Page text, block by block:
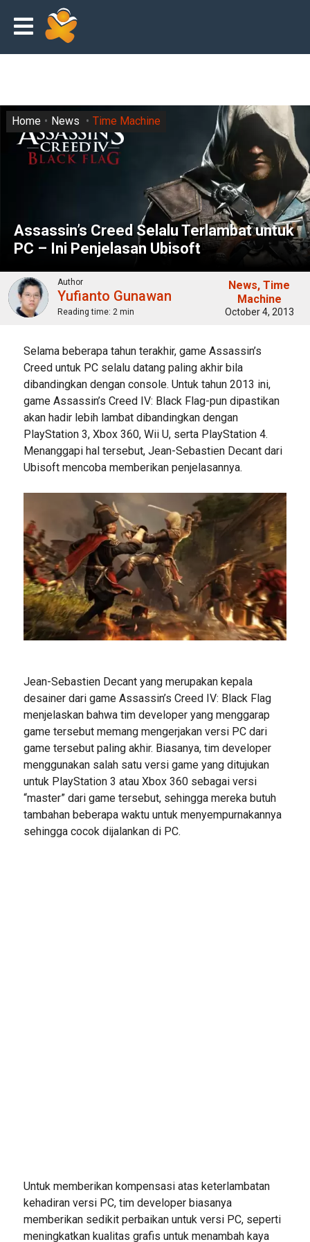
Assassin’s Creed Selalu Terlambat untuk
PC – Ini Penjelasan Ubisoft
Home News Time Machine
Author
Yufianto Gunawan
Reading time: 2 min
News Time
Machine
October 4, 2013
Selama beberapa tahun terakhir, game Assassin’s
Creed untuk PC selalu datang paling akhir bila
dibandingkan dengan console. Untuk tahun 2013 ini,
game Assassin’s Creed IV: Black Flag-pun dipastikan
akan hadir lebih lambat dibandingkan dengan
PlayStation 3, Xbox 360, Wii U, serta PlayStation 4.
Menanggapi hal tersebut, Jean-Sebastien Decant dari
Ubisoft mencoba memberikan penjelasannya.
Jean-Sebastien Decant yang merupakan kepala
desainer dari game Assassin’s Creed IV: Black Flag
menjelaskan bahwa tim developer yang menggarap
game tersebut memang mengerjakan versi PC dari
game tersebut paling akhir. Biasanya, tim developer
menggunakan salah satu versi game yang ditujukan
untuk PlayStation 3 atau Xbox 360 sebagai versi
“master” dari game tersebut, sehingga mereka butuh
tambahan beberapa waktu untuk menyempurnakannya
sehingga cocok dijalankan di PC.
Untuk memberikan kompensasi atas keterlambatan
kehadiran versi PC, tim developer biasanya
memberikan sedikit perbaikan untuk versi PC, seperti
meningkatkan kualitas grafis untuk menambah kaya